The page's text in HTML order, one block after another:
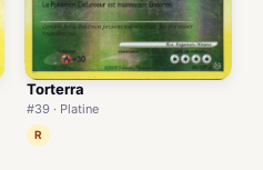
Torterra
#39 · Platine
R